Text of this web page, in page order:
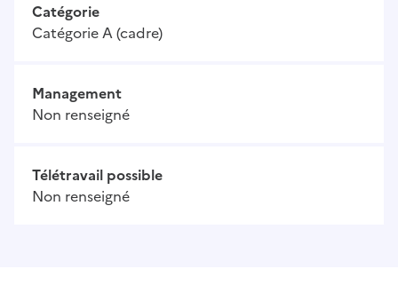
Catégorie
Catégorie A (cadre)
Management
Non renseigné
Télétravail possible
Non renseigné